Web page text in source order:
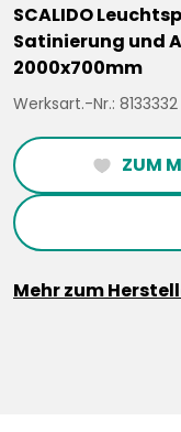
SCALIDO
Satinierung und
2000x700mm
Werksart.-Nr.: 8133332
heartFilled ZUM
Mehr zum